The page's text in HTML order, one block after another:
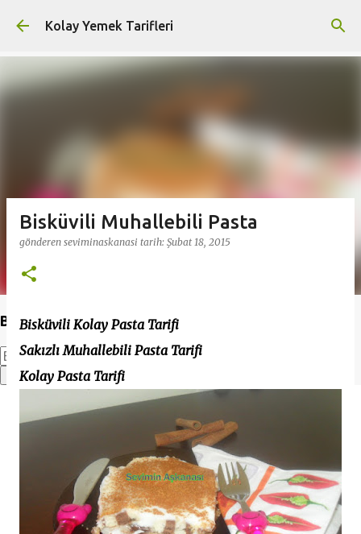
Ana içeriğe atla
Kolay Yemek Tarifleri
Bu Blogda Ara
Bisküvili Muhallebili Pasta
gönderen seviminaskanasi tarih: Şubat 18, 2015
Bisküvili Kolay Pasta Tarifi
Sakızlı Muhallebili Pasta Tarifi
Kolay Pasta Tarifi